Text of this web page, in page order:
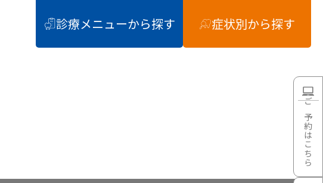
ご予約はこちら
診療メニューから探す 症状別から探す